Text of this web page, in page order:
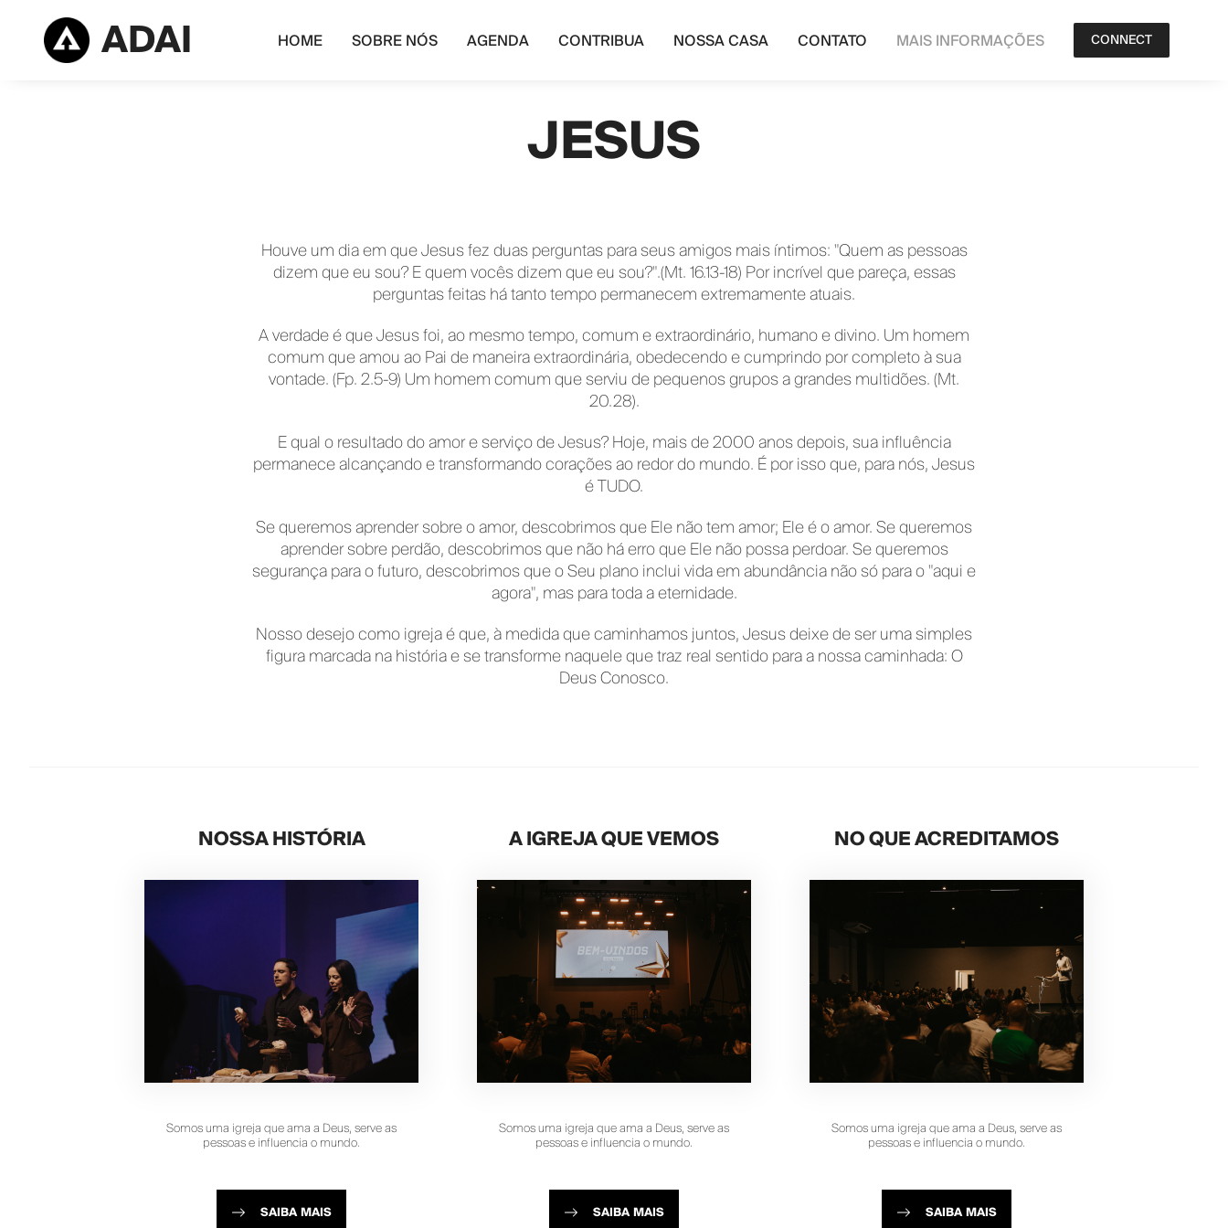
ADAI HOME SOBRE NÓS AGENDA CONTRIBUA NOSSA CASA CONTATO MAIS INFORMAÇÕES CONNECT
JESUS
Houve um dia em que Jesus fez duas perguntas para seus amigos mais íntimos: "Quem as pessoas
dizem que eu sou? E quem vocês dizem que eu sou?".(Mt. 16.13-18) Por incrível que pareça, essas
perguntas feitas há tanto tempo permanecem extremamente atuais.
A verdade é que Jesus foi, ao mesmo tempo, comum e extraordinário, humano e divino. Um homem
comum que amou ao Pai de maneira extraordinária, obedecendo e cumprindo por completo à sua
vontade. (Fp. 2.5-9) Um homem comum que serviu de pequenos grupos a grandes multidões. (Mt.
20.28).
E qual o resultado do amor e serviço de Jesus? Hoje, mais de 2000 anos depois, sua influência
permanece alcançando e transformando corações ao redor do mundo. É por isso que, para nós, Jesus
é TUDO.
Se queremos aprender sobre o amor, descobrimos que Ele não tem amor; Ele é o amor. Se queremos
aprender sobre perdão, descobrimos que não há erro que Ele não possa perdoar. Se queremos
segurança para o futuro, descobrimos que o Seu plano inclui vida em abundância não só para o "aqui e
agora", mas para toda a eternidade.
Nosso desejo como igreja é que, à medida que caminhamos juntos, Jesus deixe de ser uma simples
figura marcada na história e se transforme naquele que traz real sentido para a nossa caminhada: O
Deus Conosco.
NOSSA HISTÓRIA
Somos uma igreja que ama a Deus, serve as
pessoas e influencia o mundo.
SAIBA MAIS
A IGREJA QUE VEMOS
Somos uma igreja que ama a Deus, serve as
pessoas e influencia o mundo.
SAIBA MAIS
NO QUE ACREDITAMOS
Somos uma igreja que ama a Deus, serve as
pessoas e influencia o mundo.
SAIBA MAIS